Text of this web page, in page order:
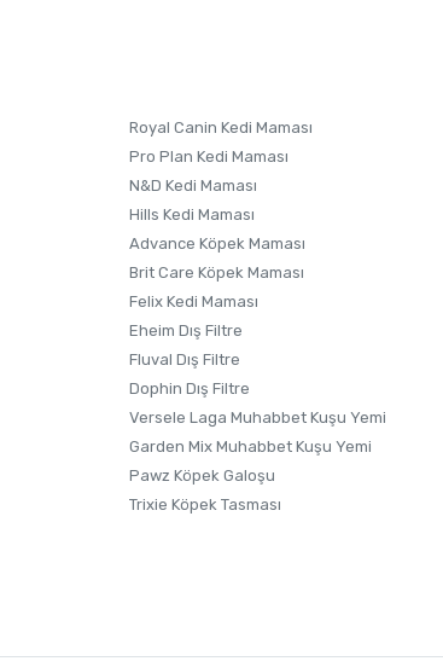
Royal Canin Kedi Maması
Pro Plan Kedi Maması
N&D Kedi Maması
Hills Kedi Maması
Advance Köpek Maması
Brit Care Köpek Maması
Felix Kedi Maması
Eheim Dış Filtre
Fluval Dış Filtre
Dophin Dış Filtre
Versele Laga Muhabbet Kuşu Yemi
Garden Mix Muhabbet Kuşu Yemi
Pawz Köpek Galoşu
Trixie Köpek Tasması